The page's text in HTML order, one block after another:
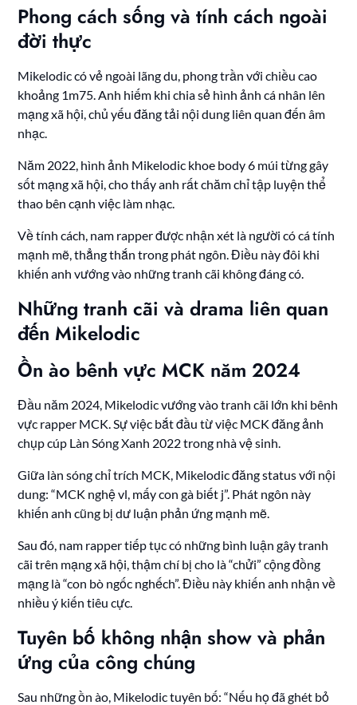
Phong cách sống và tính cách ngoài
đời thực
Mikelodic có vẻ ngoài lãng du, phong trần với chiều cao
khoảng 1m75. Anh hiếm khi chia sẻ hình ảnh cá nhân lên
mạng xã hội, chủ yếu đăng tải nội dung liên quan đến âm
nhạc.
Năm 2022, hình ảnh Mikelodic khoe body 6 múi từng gây
sốt mạng xã hội, cho thấy anh rất chăm chỉ tập luyện thể
thao bên cạnh việc làm nhạc.
Về tính cách, nam rapper được nhận xét là người có cá tính
mạnh mẽ, thẳng thắn trong phát ngôn. Điều này đôi khi
khiến anh vướng vào những tranh cãi không đáng có.
Những tranh cãi và drama liên quan
đến Mikelodic
Ồn ào bênh vực MCK năm 2024
Đầu năm 2024, Mikelodic vướng vào tranh cãi lớn khi bênh
vực rapper MCK. Sự việc bắt đầu từ việc MCK đăng ảnh
chụp cúp Làn Sóng Xanh 2022 trong nhà vệ sinh.
Giữa làn sóng chỉ trích MCK, Mikelodic đăng status với nội
dung: “MCK nghệ vl, mấy con gà biết j”. Phát ngôn này
khiến anh cũng bị dư luận phản ứng mạnh mẽ.
Sau đó, nam rapper tiếp tục có những bình luận gây tranh
cãi trên mạng xã hội, thậm chí bị cho là “chửi” cộng đồng
mạng là “con bò ngốc nghếch”. Điều này khiến anh nhận về
nhiều ý kiến tiêu cực.
Tuyên bố không nhận show và phản
ứng của công chúng
Sau những ồn ào, Mikelodic tuyên bố: “Nếu họ đã ghét bỏ